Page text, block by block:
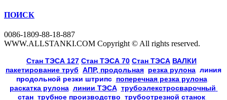
ПОИСК
0086-1809-88-18-887
WWW.ALLSTANKI.COM Copyright © All rights reserved.
Cтан ТЭСА 127 Cтан ТЭСА 70 Cтан ТЭСА ВАЛКИ
пакетирование труб АПР, продольная резка рулона линия
продольной резки штрипс, поперечная резка рулона
раскатка рулона, линии ТЭСА, трубоэлекстросварочный
стан трубное производство трубоотрезной станок